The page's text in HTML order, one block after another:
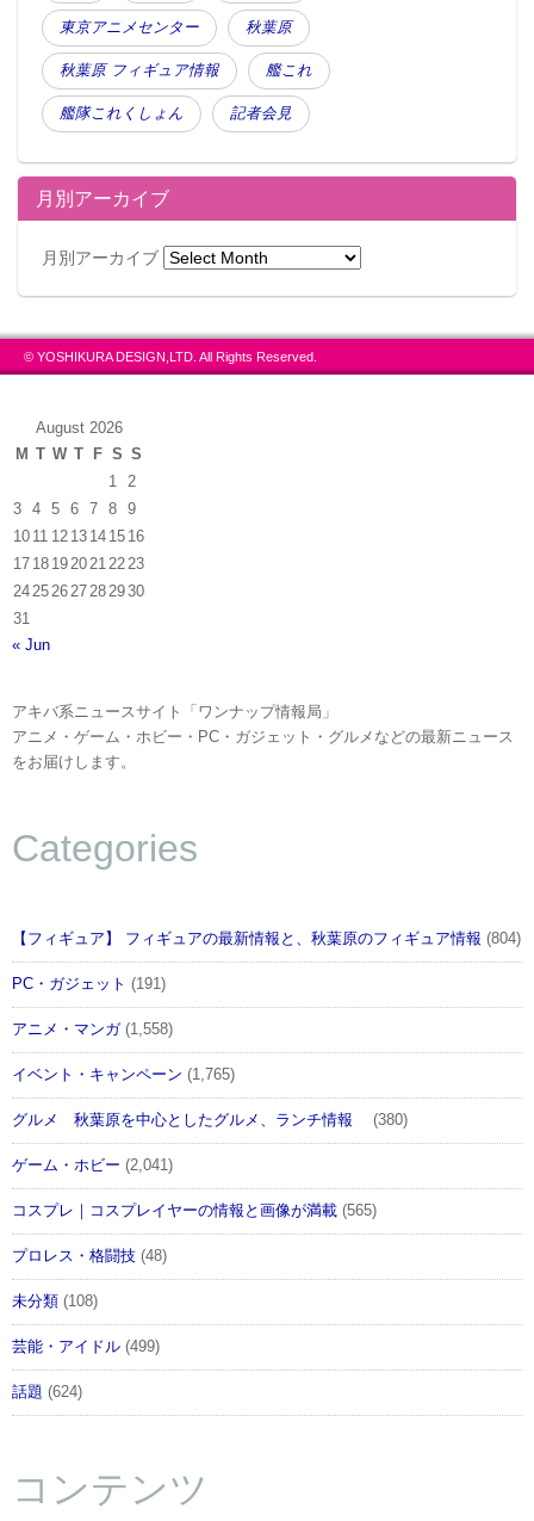
東京アニメセンター 秋葉原
秋葉原 フィギュア情報 艦これ
艦隊これくしょん 記者会見
月別アーカイブ
月別アーカイブ
© YOSHIKURA DESIGN,LTD. All Rights Reserved.
August 2026
M T W T F S S
1
2
3
4 5 6 7 8
9
10 11 12 13 14 15 16
17 18 19 20 21 22 23
24 25 26 27 28 2930
31
« Jun
アキバ系ニュースサイト「ワンナップ情報局」
アニメ・ゲーム・ホビー・PC・ガジェット・グルメなどの最新ニュース
をお届けします。
Categories
【フィギュア】 フィギュアの最新情報と、秋葉原のフィギュア情報 (804)
PC・ガジェット (191)
アニメ・マンガ(1,558)
イベント・キャンペーン (1,765)
グルメ 秋葉原を中心としたグルメ、ランチ情報 (380)
ゲーム・ホビー (2,041)
コスプレ｜コスプレイヤーの情報と画像が満載 (565)
プロレス・格闘技 (48)
未分類 (108)
芸能・アイドル (499)
話題 (624)
コンテンツ